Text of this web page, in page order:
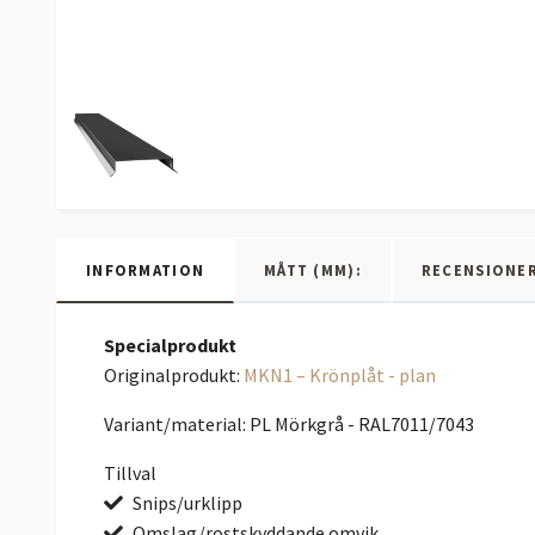
INFORMATION MÅTT (MM):
Specialprodukt
Originalprodukt: MKN1 – Krönplåt - plan
Variant/material: PL Mörkgrå - RAL7011/7043
Tillval
Snips/urklipp